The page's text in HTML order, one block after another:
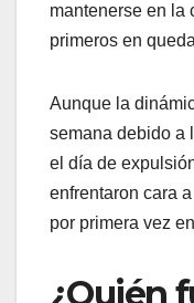
mantenerse en la
primeros en
Aunque la
semana debido a
el día de
enfrentaron cara
por primera vez
¿Quién